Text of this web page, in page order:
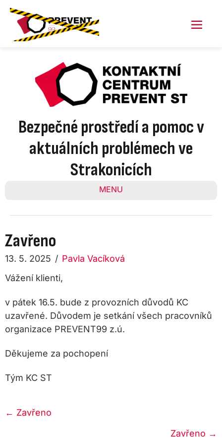
Skip
content
Bezpečné prostředí a pomoc v
aktuálních problémech ve
Strakonicích
MENU
Zavřeno
13. 5. 2025 / Pavla Vacíková
Vážení klienti,
v pátek 16.5. bude z provozních důvodů KC
uzavřené. Důvodem je setkání všech pracovníků
organizace PREVENT99 z.ú.
Děkujeme za pochopení
Tým KC ST
Posts
← Zavřeno
Zavřeno →